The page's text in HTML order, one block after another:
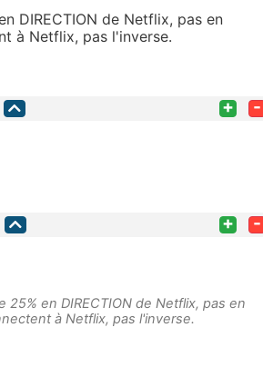
DIRECTION de Netflix, pas en
à Netflix, pas l'inverse.
+ -
+ -
en DIRECTION de Netflix, pas en
à Netflix, pas l'inverse.